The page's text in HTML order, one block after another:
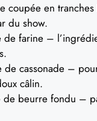
coupée en
du show.
de farine –
de cassonade –
câlin.
de beurre fondu –